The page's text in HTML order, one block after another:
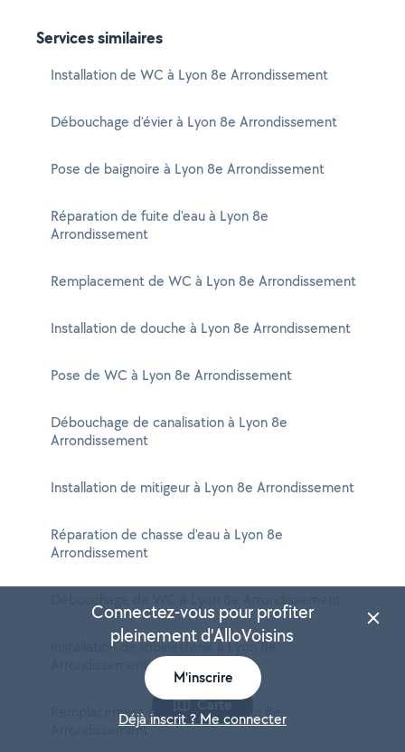
Services similaires
Installation de WC à Lyon 8e Arrondissement
Débouchage d'évier à Lyon 8e Arrondissement
Pose de baignoire à Lyon 8e Arrondissement
Réparation de fuite d'eau à Lyon 8e
Arrondissement
Remplacement de WC à Lyon 8e Arrondissement
Installation de douche à Lyon 8e Arrondissement
Pose de WC à Lyon 8e Arrondissement
Débouchage de canalisation à Lyon 8e
Arrondissement
Installation de mitigeur à Lyon 8e Arrondissement
Réparation de chasse d'eau à Lyon 8e
Arrondissement
Installation de robinetterie à Lyon 8e
Arrondissement
Remplacement de mitigeur à Lyon 8e
Arrondissement
Carte
Connectez-vous pour profiter
pleinement d'AlloVoisins
M'inscrire
Déjà inscrit ? Me connecter